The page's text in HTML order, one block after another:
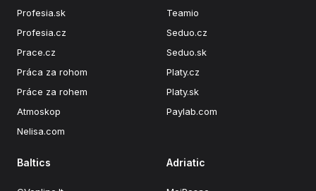
Profesia.sk
Profesia.cz
Prace.cz
Práca za rohom
Práce za rohem
Atmoskop
Nelisa.com
Teamio
Seduo.cz
Seduo.sk
Platy.cz
Platy.sk
Paylab.com
Baltics Adriatic